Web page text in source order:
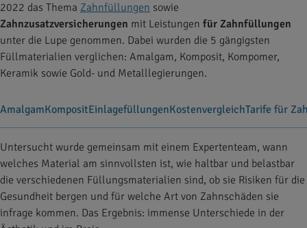
2022 das Thema Zahnfüllungen sowie
Zahnzusatzversicherungen mit Leistungen für Zahnfüllungen
unter die Lupe genommen. Dabei wurden die 5 gängigsten
Füllmaterialien verglichen: Amalgam, Komposit, Kompomer,
Keramik sowie Gold- und Metalllegierungen.
AmalgamKompositEinlagefüllungenKostenvergleichTarife für
Untersucht wurde gemeinsam mit einem Expertenteam, wann
welches Material am sinnvollsten ist, wie haltbar und belastbar
die verschiedenen Füllungsmaterialien sind, ob sie Risiken für die
Gesundheit bergen und für welche Art von Zahnschäden sie
infrage kommen. Das Ergebnis: immense Unterschiede in der